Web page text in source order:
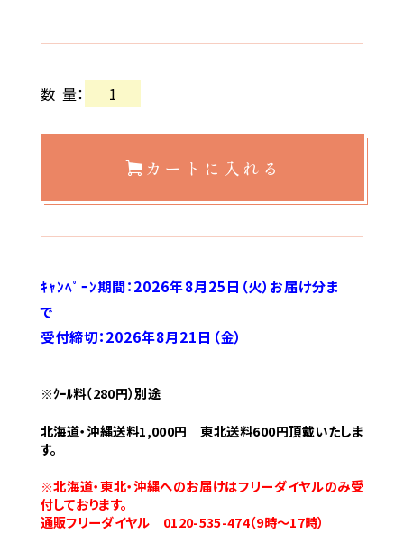
数量：
カートに入れる
ｷｬﾝﾍﾟｰﾝ期間：2026年8月25日（火）お届け分ま
で
受付締切：2026年8月21日（金）
※ｸｰﾙ料（280円）別途
北海道・沖縄送料1,000円 東北送料600円頂戴いたしま
す。
※北海道・東北・沖縄へのお届けはフリーダイヤルのみ受
付しております。
通販フリーダイヤル 0120-535-474（9時〜17時）